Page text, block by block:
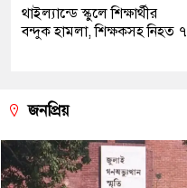
থাইল্যান্ডে স্কুলে শিক্ষার্থীর
বন্দুক হামলা, শিক্ষকসহ নিহত ৭
জনপ্রিয়